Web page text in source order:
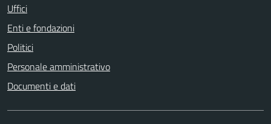
Uffici
Enti e fondazioni
Politici
Personale amministrativo
Documenti e dati